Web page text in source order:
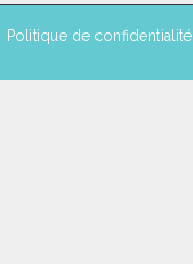
Politique de confidentialité